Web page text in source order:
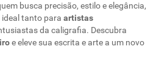
busca precisão, estilo e elegância,
tanto para artistas
da caligrafia. Descubra
e eleve sua escrita e arte a um novo